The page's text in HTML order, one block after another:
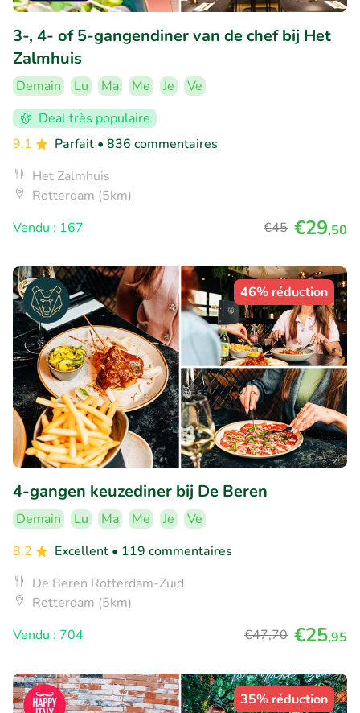
3-, 4- of 5-gangendiner van de chef bij Het
Zalmhuis
Demain Lu Ma Me Je
Ve
Deal très populaire
9.1
Parfait • 836 commentaires
Het Zalmhuis
Rotterdam (5km)
Vendu : 167
€45 €29,50
46% réduction
4-gangen keuzediner bij De Beren
Demain Lu Ma Me Je
Ve
8.2
Excellent • 119 commentaires
De Beren Rotterdam-Zuid
Rotterdam (5km)
Vendu : 704
€47,70 €25,95
35% réduction